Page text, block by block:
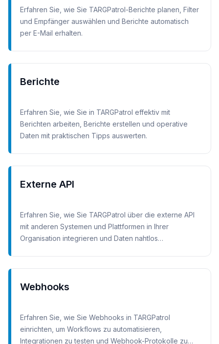
Erfahren Sie, wie Sie TARGPatrol-Berichte planen, Filter
und Empfänger auswählen und Berichte automatisch
per E-Mail erhalten.
Berichte
Erfahren Sie, wie Sie in TARGPatrol effektiv mit
Berichten arbeiten, Berichte erstellen und operative
Daten mit praktischen Tipps auswerten.
Externe API
Erfahren Sie, wie Sie TARGPatrol über die externe API
mit anderen Systemen und Plattformen in Ihrer
Organisation integrieren und Daten nahtlos
Webhooks
Erfahren Sie, wie Sie Webhooks in TARGPatrol
einrichten, um Workflows zu automatisieren,
Integrationen zu testen und Webhook-Protokolle zu